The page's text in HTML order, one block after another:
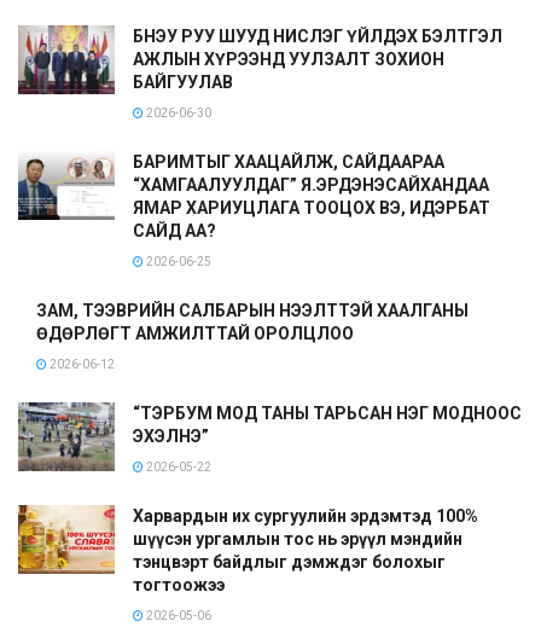
БНЭУ РУУ ШУУД НИСЛЭГ ҮЙЛДЭХ БЭЛТГЭЛ
АЖЛЫН ХҮРЭЭНД УУЛЗАЛТ ЗОХИОН
БАЙГУУЛАВ
2026-06-30
БАРИМТЫГ ХААЦАЙЛЖ, САЙДААРАА
“ХАМГААЛУУЛДАГ” Я.ЭРДЭНЭСАЙХАНДАА
ЯМАР ХАРИУЦЛАГА ТООЦОХ ВЭ, ИДЭРБАТ
САЙД АА?
2026-06-25
ЗАМ, ТЭЭВРИЙН САЛБАРЫН НЭЭЛТТЭЙ ХААЛГАНЫ
ӨДӨРЛӨГТ АМЖИЛТТАЙ ОРОЛЦЛОО
2026-06-12
“ТЭРБУМ МОД ТАНЫ ТАРЬСАН НЭГ МОДНООС
ЭХЭЛНЭ”
2026-05-22
Харвардын их сургуулийн эрдэмтэд 100%
шүүсэн ургамлын тос нь эрүүл мэндийн
тэнцвэрт байдлыг дэмждэг болохыг
тогтоожээ
2026-05-06